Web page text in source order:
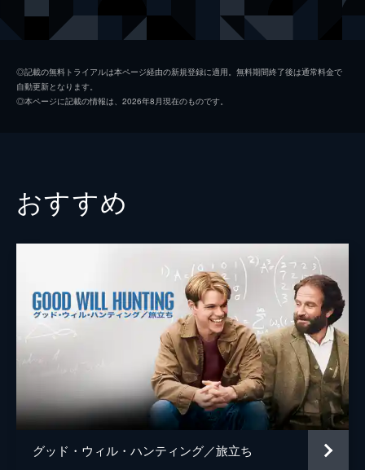
まう。
ドニー・アゾフ ジョナ・ヒル
ブラッド ジョン・バーンサル
ジョアンナ・ラムレイ
テレサ クリスティン・ミリオティ
リー・ベルフォート クリスティーン・エバーソール
シェー・ウィガム
カタリーナ・キャス
ニッキー Ｐ・Ｊ・バーン
ケネス・チョイ
◎記載の無料トライアルは本ページ経由の新規登録に適用。無料期間終了後は通常料金で
自動更新となります。
◎本ページに記載の情報は、2026年8月現在のものです。
おすすめ
グッド・ウィル・ハンティング／旅立ち